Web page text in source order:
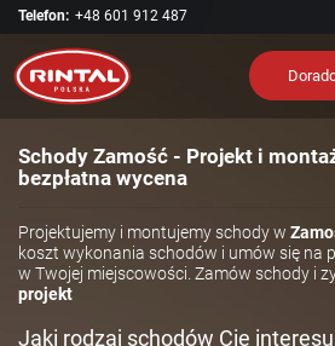
Telefon: +48 601 912 487
Schody Zamość - Projekt i
bezpłatna wycena
Projektujemy i montujemy schody w
koszt wykonania schodów i umów się na
w Twojej miejscowości. Zamów schody i
projekt
Jaki rodzaj schodów Cię